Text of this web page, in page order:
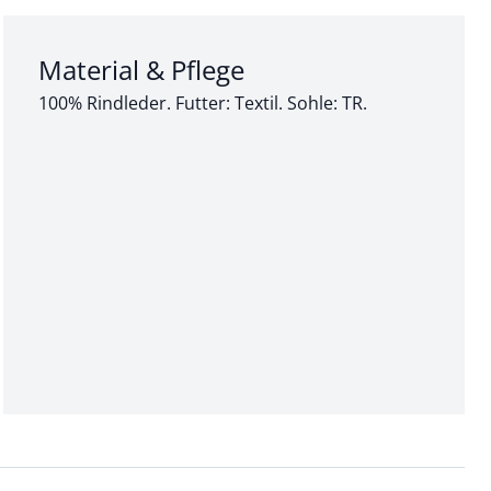
Abschnitt 3 von 3:
Material & Pflege
100% Rindleder. Futter: Textil. Sohle: TR.